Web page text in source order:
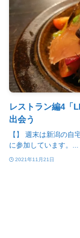
レストラン編4「
出会う
【】 週末は新潟の自
に参加しています。...
2021年11月21日